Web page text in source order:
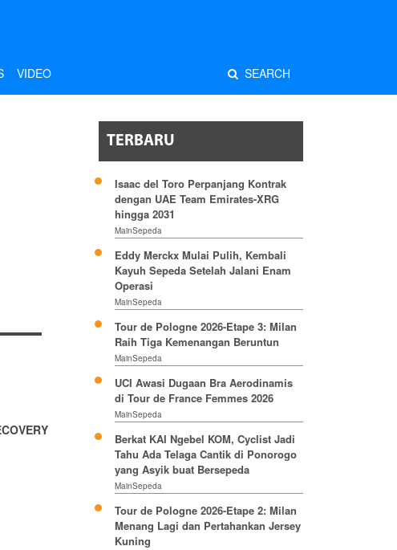
VIDEO SEARCH
TERBARU
Isaac del Toro Perpanjang Kontrak
dengan UAE Team Emirates-XRG
hingga 2031
MainSepeda
Eddy Merckx Mulai Pulih, Kembali
Kayuh Sepeda Setelah Jalani Enam
Operasi
MainSepeda
Tour de Pologne 2026-Etape 3: Milan
Raih Tiga Kemenangan Beruntun
MainSepeda
UCI Awasi Dugaan Bra Aerodinamis
di Tour de France Femmes 2026
MainSepeda
Berkat KAI Ngebel KOM, Cyclist Jadi
Tahu Ada Telaga Cantik di Ponorogo
yang Asyik buat Bersepeda
MainSepeda
Tour de Pologne 2026-Etape 2: Milan
Menang Lagi dan Pertahankan Jersey
Kuning